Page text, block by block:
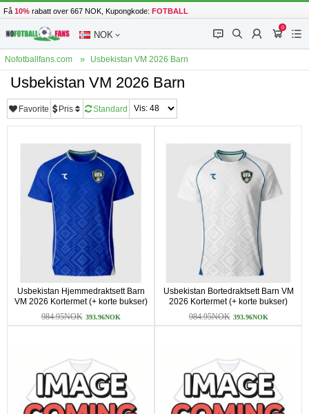
Få 10% rabatt over 667 NOK, Kupongkode: FOTBALL
NOK 󰂱 󰂨 󰃳
0
󰃦 󰃖
Nofotballfans.com Usbekistan VM 2026 Barn
Usbekistan VM 2026 Barn
Favorite Pris Standard
Usbekistan Hjemmedraktsett Barn
VM 2026 Kortermet (+ korte bukser)
984.95NOK 393.96NOK
Usbekistan Bortedraktsett Barn VM
2026 Kortermet (+ korte bukser)
984.95NOK 393.96NOK